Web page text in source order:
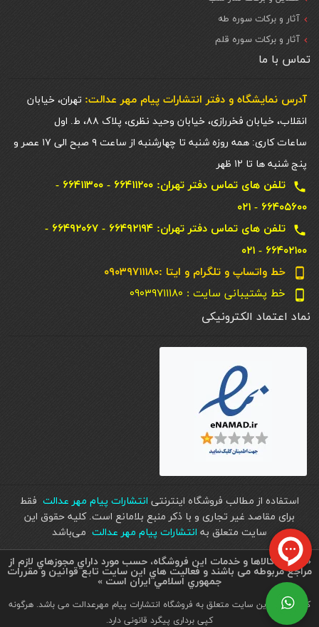
آثار و برکات سوره طه
آثار و برکات سوره قلم
تماس با ما
آدرس نمایشگاه و دفتر انتشارات پيام مهر عدالت: تهران، خیابان
انقلاب، خیابان فخررازی، خیابان وحید نظری، پلاک ۸۸، ط. اول
ساعات کاری: همه روزه شنبه تا چهارشنبه از ساعت ۹ صبح الی ۱۷ عصر و
پنج شنبه ها تا ۱۲ ظهر
local_phone
تلفن های تماس دفتر تهران: ۶۶۴۱۱۲۰۰ - ۶۶۴۱۱۳۰۰ -
۶۶۴۰۵۶۰۰ - ۰۲۱
local_phone
تلفن های تماس دفتر تهران: ۶۶۴۹۲۱۹۴ - ۶۶۴۹۲۰۶۷ -
۶۶۴۰۲۱۰۰ - ۰۲۱
phone_android خط واتساپ و تلگرام و ایتا :۰۹۰۳۹۷۱۱۱۸۰
phone_android خط پشتیبانی سایت : ۰۹۰۳۹۷۱۱۱۸۰
نماد اعتماد الکترونیکی
استفاده از مطالب فروشگاه اینترنتی انتشارات پیام مهر عدالت فقط
برای مقاصد غیر تجاری و با ذکر منبع بلامانع است. کليه حقوق اين
سايت متعلق به انتشارات پیام مهر عدالت می‌باشد
« تمامي كالاها و خدمات اين فروشگاه، حسب مورد داراي مجوزهاي لازم از
مراجع مربوطه می باشند و فعاليت هاي اين سايت تابع قوانين و مقررات
جمهوري اسلامي ايران است »
کلیه حقوق این سایت متعلق به فروشگاه انتشارات پیام مهرعدالت می باشد. هرگونه
کپی برداری پیگرد قانونی دارد.